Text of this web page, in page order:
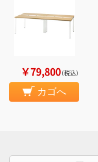
￥79,800（税込）
カゴへ